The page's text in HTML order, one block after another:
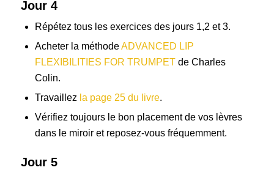
Jour 4
Répétez tous les exercices des jours 1,2 et 3.
Acheter la méthodeADVANCED LIP
FLEXIBILITIES FOR TRUMPETde Charles
Colin.
Travaillez la page 25 du livre.
Vérifiez toujours le bon placement de vos lèvres
dans le miroir et reposez-vous fréquemment.
Jour 5